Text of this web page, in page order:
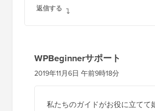
返信する
WPBeginnerサポート
2019年11月6日 午前9時18分
私たちのガイドがお役に立てて